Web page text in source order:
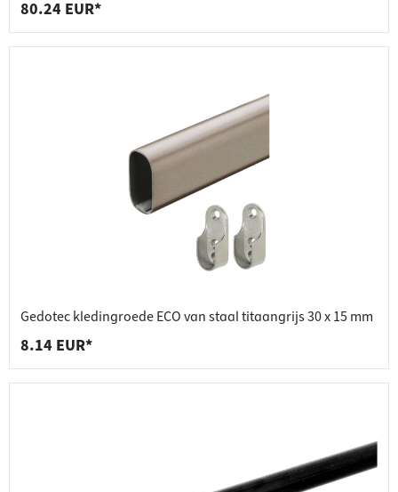
80.24 EUR*
Gedotec kledingroede ECO van staal titaangrijs 30 x 15 mm
8.14 EUR*